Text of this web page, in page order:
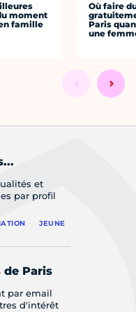
moment
famille
Où faire
Paris
une
et
par profil
JEUNE
de Paris
par email
d'intérêt